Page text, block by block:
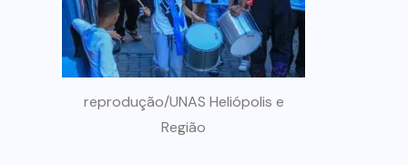
reprodução/UNAS Heliópolis e
Região